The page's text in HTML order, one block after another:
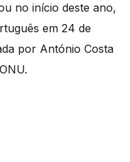
no início deste ano,
em 24 de
por António Costa